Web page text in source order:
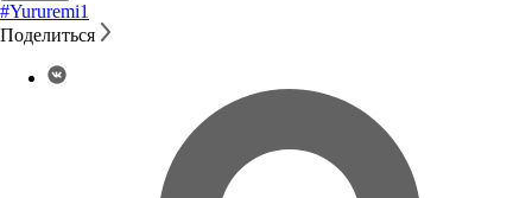
#Yururemi1
Поделиться